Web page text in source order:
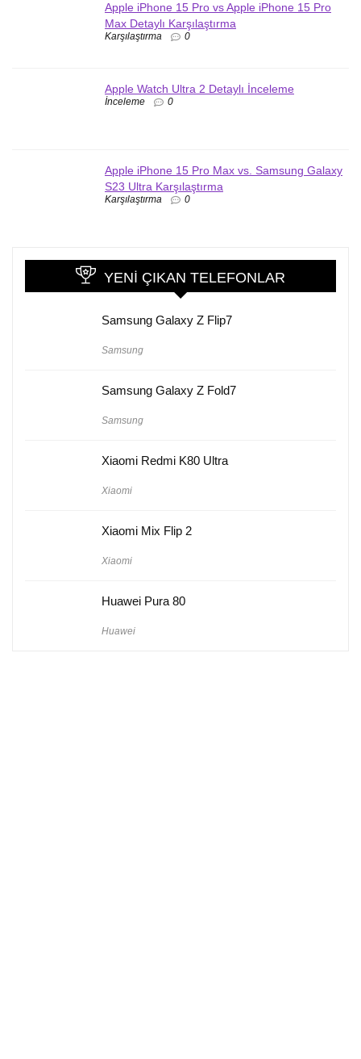
Apple iPhone 15 Pro vs Apple iPhone 15 Pro
Max Detaylı Karşılaştırma
Karşılaştırma 0
Apple Watch Ultra 2 Detaylı İnceleme
İnceleme 0
Apple iPhone 15 Pro Max vs. Samsung Galaxy
S23 Ultra Karşılaştırma
Karşılaştırma 0
YENI ÇIKAN TELEFONLAR
Samsung Galaxy Z Flip7
Samsung
Samsung Galaxy Z Fold7
Samsung
Xiaomi Redmi K80 Ultra
Xiaomi
Xiaomi Mix Flip 2
Xiaomi
Huawei Pura 80
Huawei